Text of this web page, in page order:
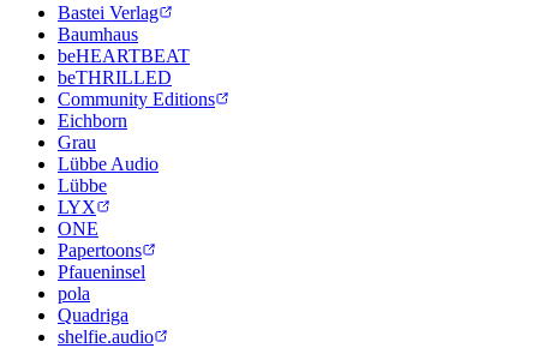
Bastei Verlag
Baumhaus
beHEARTBEAT
beTHRILLED
Community Editions
Eichborn
Grau
Lübbe Audio
Lübbe
LYX
ONE
Papertoons
Pfaueninsel
pola
Quadriga
shelfie.audio